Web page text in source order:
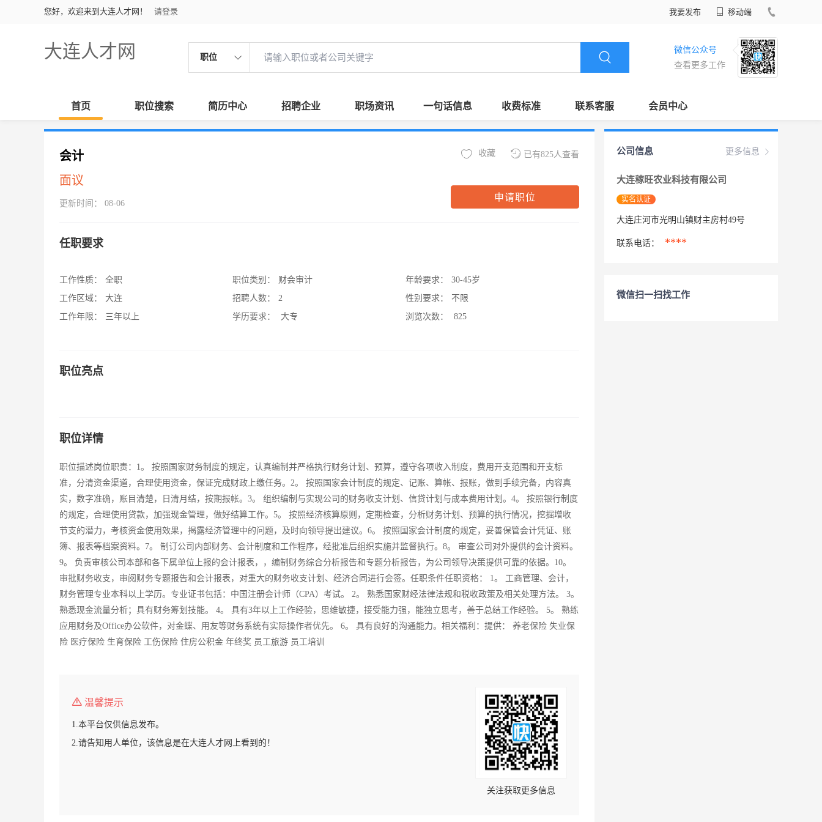
您好，欢迎来到大连人才网！ 请登录 我要发布 移动端
大连人才网 职位
微信公众号
查看更多工作
首页 职位搜索 简历中心 招聘企业 职场资讯 一句话信息 收费标准 联系客服 会员中心
会计
面议
更新时间： 08-06
已有825人查看
收藏
申请职位
任职要求
工作性质：
全职
工作区域：
大连
工作年限：
三年以上
职位类别：
财会审计
招聘人数：
2
学历要求：
大专
年龄要求：
30-45岁
性别要求：
不限
浏览次数：
825
职位亮点
职位详情
职位描述岗位职责：1。 按照国家财务制度的规定，认真编制并严格执行财务计划、预算，遵守各项收入制度，费用开支范围和开支标
准，分清资金渠道，合理使用资金，保证完成财政上缴任务。2。 按照国家会计制度的规定、记账、算帐、报账，做到手续完备，内容真
实，数字准确，账目清楚，日清月结，按期报帐。3。 组织编制与实现公司的财务收支计划、信贷计划与成本费用计划。4。 按照银行制度
的规定，合理使用贷款，加强现金管理，做好结算工作。5。 按照经济核算原则，定期检查，分析财务计划、预算的执行情况，挖掘增收
节支的潜力，考核资金使用效果，揭露经济管理中的问题，及时向领导提出建议。6。 按照国家会计制度的规定，妥善保管会计凭证、账
簿、报表等档案资料。7。 制订公司内部财务、会计制度和工作程序，经批准后组织实施并监督执行。8。 审查公司对外提供的会计资料。
9。 负责审核公司本部和各下属单位上报的会计报表，，编制财务综合分析报告和专题分析报告，为公司领导决策提供可靠的依据。10。
审批财务收支，审阅财务专题报告和会计报表，对重大的财务收支计划、经济合同进行会签。任职条件任职资格： 1。 工商管理、会计，
财务管理专业本科以上学历。专业证书包括：中国注册会计师（CPA）考试。 2。 熟悉国家财经法律法规和税收政策及相关处理方法。 3。
熟悉现金流量分析；具有财务筹划技能。 4。 具有3年以上工作经验，思维敏捷，接受能力强，能独立思考，善于总结工作经验。 5。 熟练
应用财务及Office办公软件，对金蝶、用友等财务系统有实际操作者优先。 6。 具有良好的沟通能力。相关福利：提供： 养老保险 失业保
险 医疗保险 生育保险 工伤保险 住房公积金 年终奖 员工旅游 员工培训
温馨提示
1.本平台仅供信息发布。
2.请告知用人单位，该信息是在大连人才网上看到的！
关注获取更多信息
更多信息
公司信息
大连稼旺农业科技有限公司
实名认证
大连庄河市光明山镇财主房村49号
联系电话： ****
微信扫一扫找工作